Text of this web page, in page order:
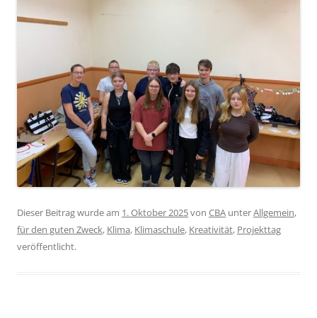
Dieser Beitrag wurde am 1. Oktober 2025von CBA unterAllgemein,
für den guten Zweck, Klima, Klimaschule, Kreativität, Projekttag
veröffentlicht.